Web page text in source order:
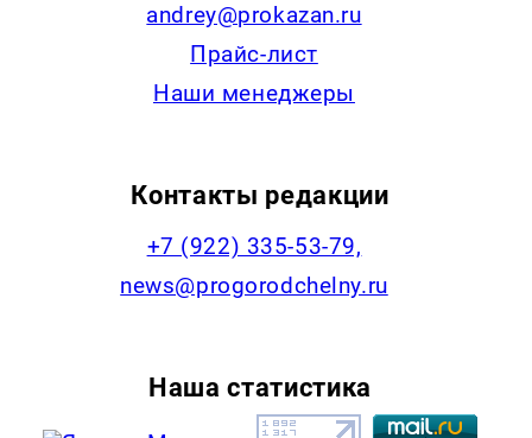
andrey@prokazan.ru
Прайс-лист
Наши менеджеры
Контакты редакции
+7 (922) 335-53-79,
news@progorodchelny.ru
Наша статистика